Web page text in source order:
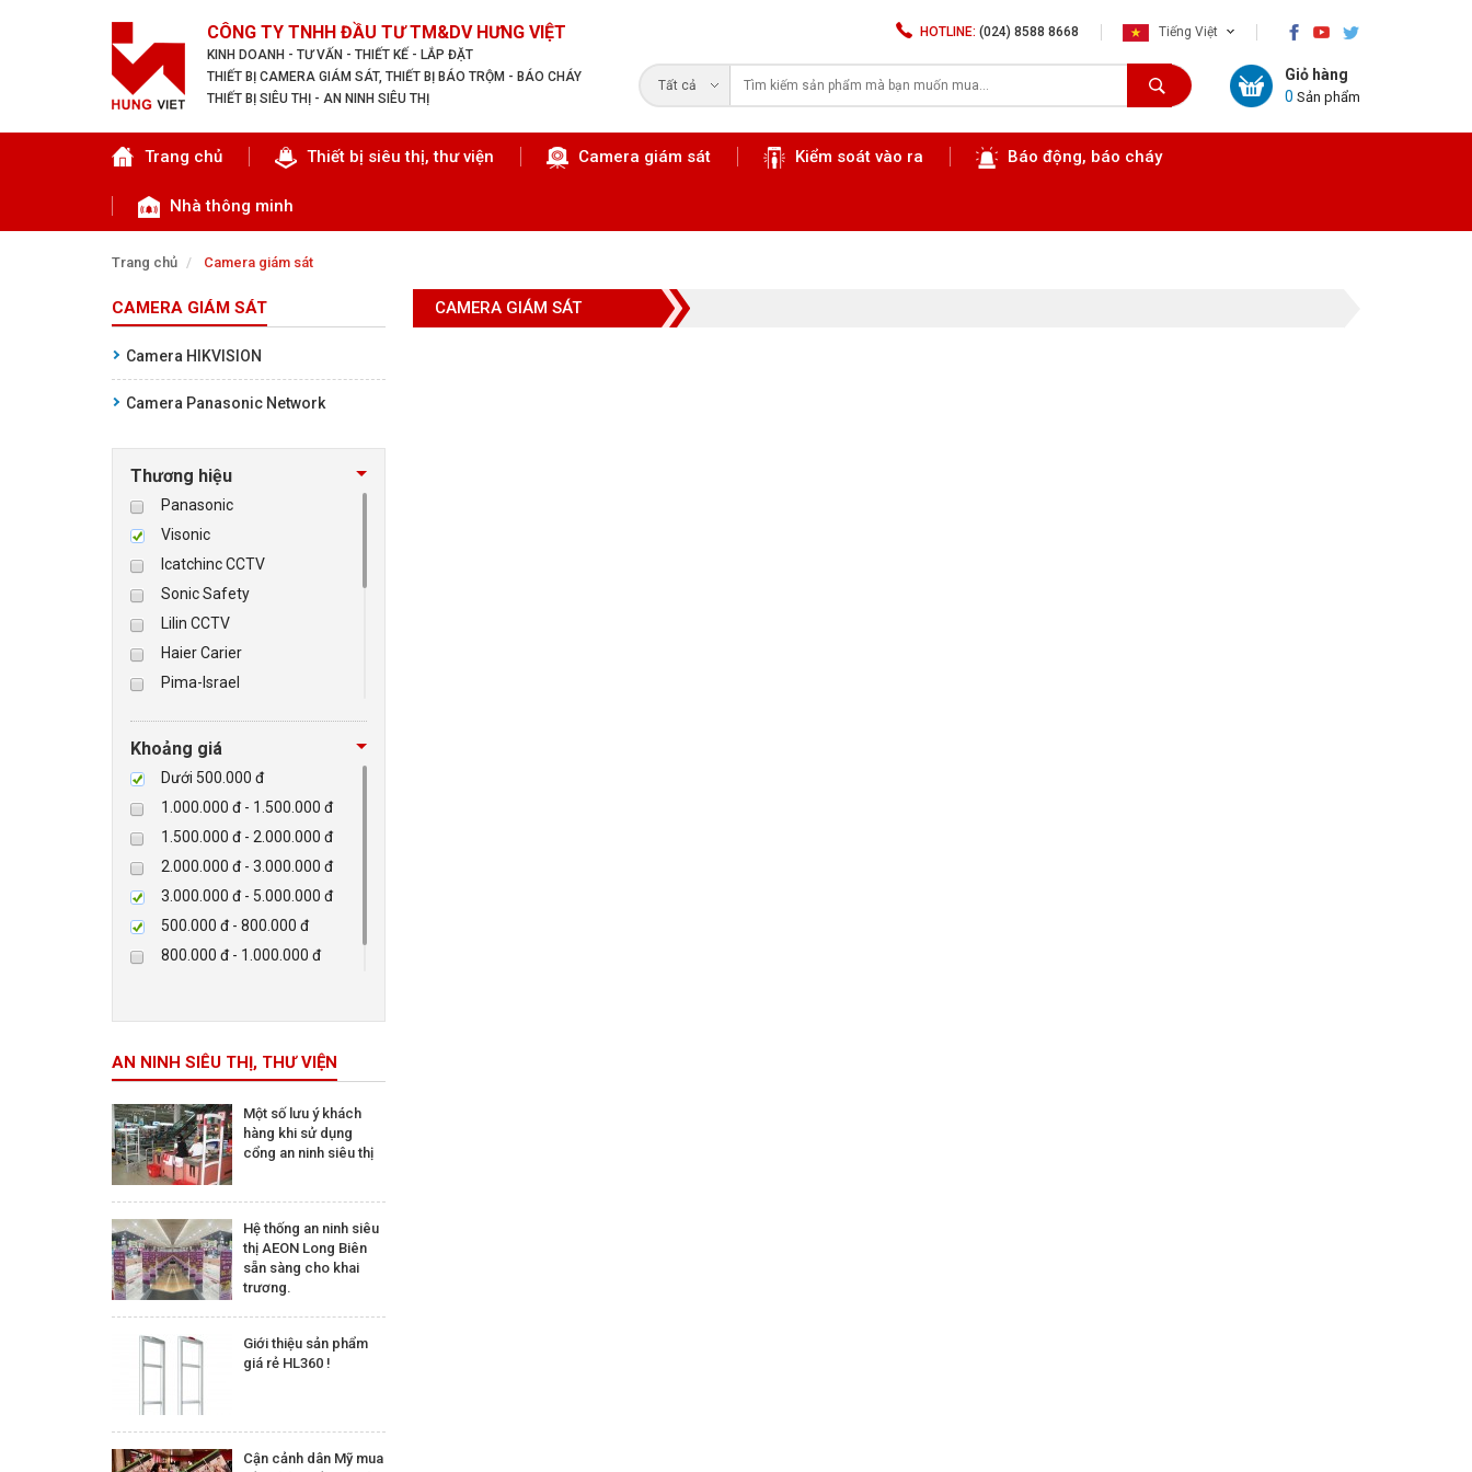
CÔNG TY TNHH ĐẦU TƯ TM&DV HƯNG VIỆT
KINH DOANH - TƯ VẤN - THIẾT KẾ - LẮP ĐẶT
THIẾT BỊ CAMERA GIÁM SÁT, THIẾT BỊ BÁO TRỘM - BÁO CHÁY
THIẾT BỊ SIÊU THỊ - AN NINH SIÊU THỊ
HOTLINE: (024) 8588 8668 Tiếng Việt
Tất cả
Giỏ hàng
0 Sản phẩm
Trang chủ Thiết bị siêu thị, thư viện Camera giám sát Kiểm soát vào ra Báo động, báo cháy
Nhà thông minh
Trang chủ Camera giám sát
CAMERA GIÁM SÁT
CAMERA GIÁM SÁT
Camera HIKVISION
Camera Panasonic Network
Thương hiệu
Panasonic
Visonic
Icatchinc CCTV
Sonic Safety
Lilin CCTV
Haier Carier
Pima-Israel
Checkpoint
Paradox-Canada
D-max
HIKVISON
Eguard
Khác
Rapiscan
Khoảng giá
Dưới 500.000 đ
1.000.000 đ - 1.500.000 đ
1.500.000 đ - 2.000.000 đ
2.000.000 đ - 3.000.000 đ
3.000.000 đ - 5.000.000 đ
500.000 đ - 800.000 đ
800.000 đ - 1.000.000 đ
AN NINH SIÊU THỊ, THƯ VIỆN
Một số lưu ý khách
hàng khi sử dụng
cổng an ninh siêu thị
Hệ thống an ninh siêu
thị AEON Long Biên
sẵn sàng cho khai
trương.
Giới thiệu sản phẩm
giá rẻ HL360 !
Cận cảnh dân Mỹ mua
Tìm theo danh mục
TRANG CHỦ
THIẾT BỊ SIÊU THỊ, THƯ VIỆN
KIỂM SOÁT VÀO RA
BÁO ĐỘNG, BÁO CHÁY
NHÀ THÔNG MINH
LIÊN HỆ